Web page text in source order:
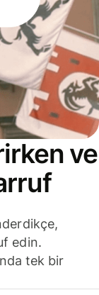
ve
edin.
tek bir